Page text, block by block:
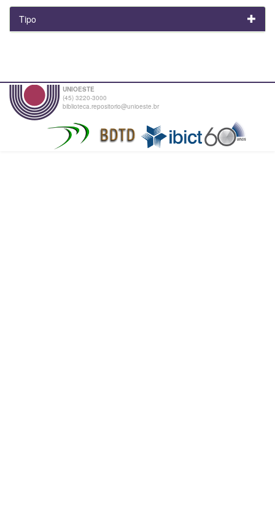
Tipo
UNIOESTE
(45) 3220-3000
biblioteca.repositorio@unioeste.br